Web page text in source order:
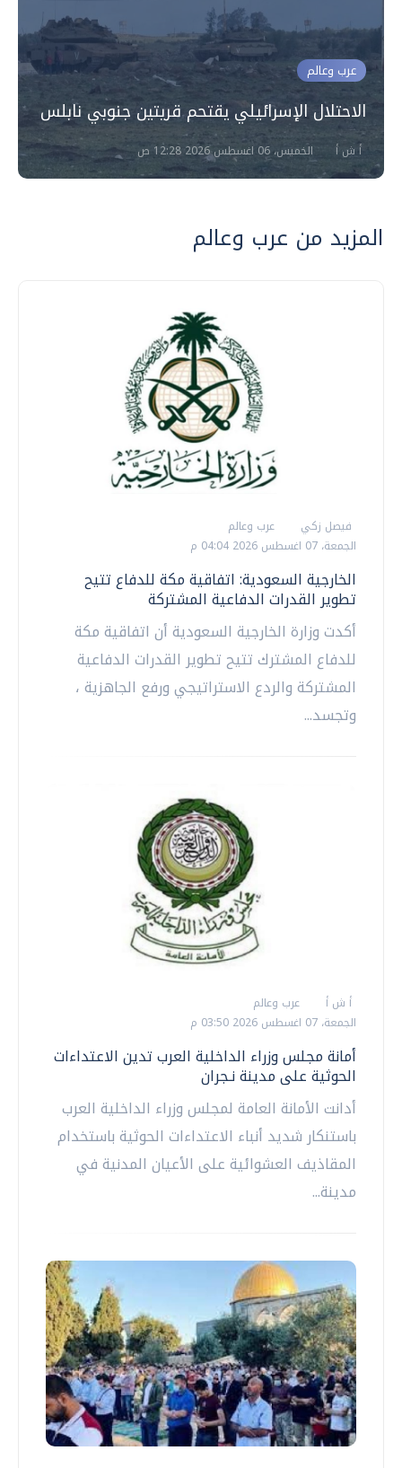
عرب وعالم
الاحتلال الإسرائيلي يقتحم قريتين جنوبي نابلس
أ ش أ الخميس، 06 اغسطس 2026 12:28 ص
المزيد من عرب وعالم
فيصل زكي
عرب وعالم
الجمعة، 07 اغسطس 2026 04:04 م
الخارجية السعودية: اتفاقية مكة للدفاع تتيح
تطوير القدرات الدفاعية المشتركة
أكدت وزارة الخارجية السعودية أن اتفاقية مكة
للدفاع المشترك تتيح تطوير القدرات الدفاعية
المشتركة والردع الاستراتيجي ورفع الجاهزية ،
وتجسد...
أ ش أ
عرب وعالم
الجمعة، 07 اغسطس 2026 03:50 م
أمانة مجلس وزراء الداخلية العرب تدين الاعتداءات
الحوثية على مدينة نـجران
أدانت الأمانة العامة لمجلس وزراء الداخلية العرب
باستنكار شديد أنباء الاعتداءات الحوثية باستخدام
المقاذيف العشوائية على الأعيان المدنية في
مدينة...